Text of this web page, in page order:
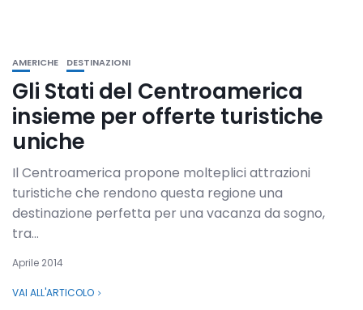
AMERICHE DESTINAZIONI
Gli Stati del Centroamerica
insieme per offerte turistiche
uniche
Il Centroamerica propone molteplici attrazioni
turistiche che rendono questa regione una
destinazione perfetta per una vacanza da sogno,
tra...
Aprile 2014
VAI ALL'ARTICOLO